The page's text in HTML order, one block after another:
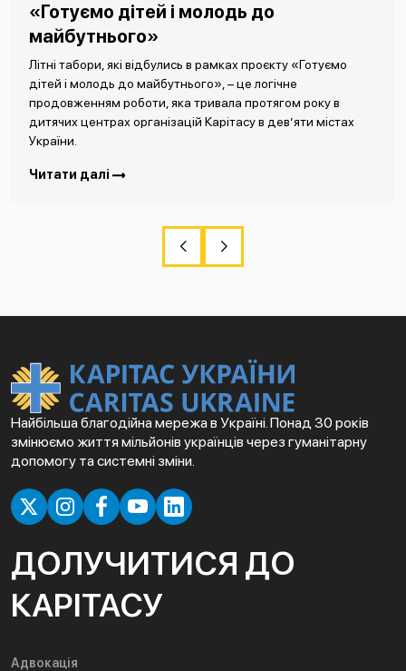
«Готуємо дітей і молодь до
майбутнього»
Літні табори, які відбулись в рамках проєкту «Готуємо
дітей і молодь до майбутнього», – це логічне
продовженням роботи, яка тривала протягом року в
дитячих центрах організацій Карітасу в дев’яти містах
України.
Читати далі
Найбільша благодійна мережа в Україні. Понад 30 років
змінюємо життя мільйонів українців через гуманітарну
допомогу та системні зміни.
ДОЛУЧИТИСЯ ДО
КАРІТАСУ
Адвокація